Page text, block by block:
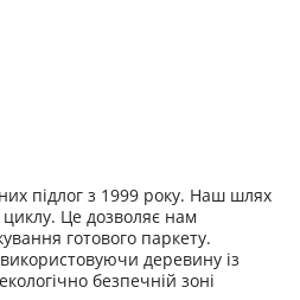
підлог з 1999 року. Наш шлях
Це дозволяє нам
готового паркету.
деревину із
безпечній зоні